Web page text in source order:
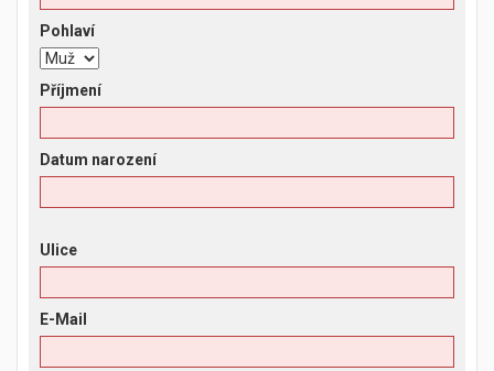
Pohlaví
Příjmení
Datum narození
Ulice
E-Mail